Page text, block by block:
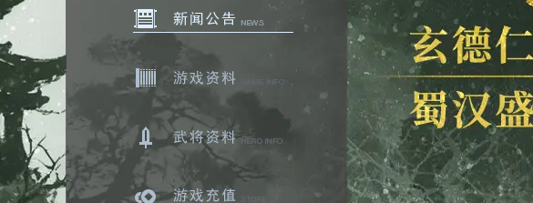
游戏资料
武将资料
游戏充值